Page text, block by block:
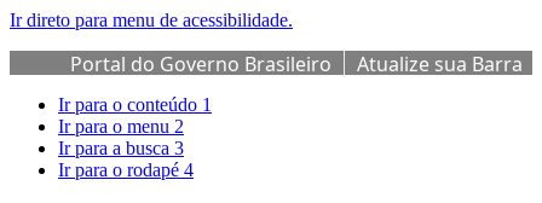
Ir direto para menu de acessibilidade.
Portal do Governo Brasileiro
Atualize sua Barra
de Governo
Ir para o conteúdo 1
Ir para o menu 2
Ir para a busca 3
Ir para o rodapé 4